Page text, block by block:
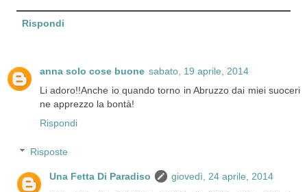
Rispondi
anna solo cose buone sabato, 19 aprile, 2014
Li adoro!!Anche io quando torno in Abruzzo dai miei suoceri
ne apprezzo la bontà!
Rispondi
Risposte
Una Fetta Di Paradiso
giovedì, 24 aprile, 2014